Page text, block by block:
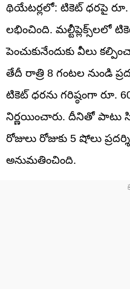
థియేటర్లలో: టికెట్ ధరపై రూ.
లభించింది. మల్టీప్లెక్స్‌లలో
పెంచుకునేందుకు వీలు
తేదీ రాత్రి 8 గంటల నుండి
టికెట్ ధరను గరిష్ఠంగా రూ.
నిర్ణయించారు. దీనితో
రోజులు రోజుకు 5 షోలు
అనుమతించింది.